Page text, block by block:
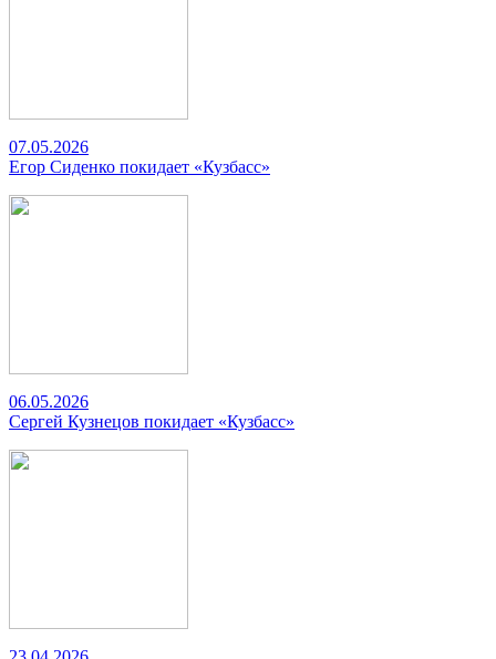
07.05.2026
Егор Сиденко покидает «Кузбасс»
06.05.2026
Сергей Кузнецов покидает «Кузбасс»